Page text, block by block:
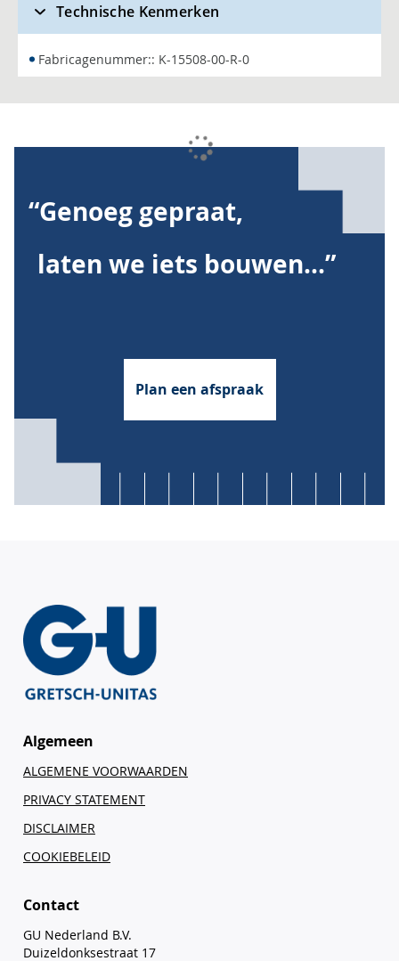
Technische Kenmerken
Fabricagenummer:: K-15508-00-R-0
“Genoeg gepraat,
laten we iets bouwen...”
Plan een afspraak
Algemeen
ALGEMENE VOORWAARDEN
PRIVACY STATEMENT
DISCLAIMER
COOKIEBELEID
Contact
GU Nederland B.V.
Duizeldonksestraat 17